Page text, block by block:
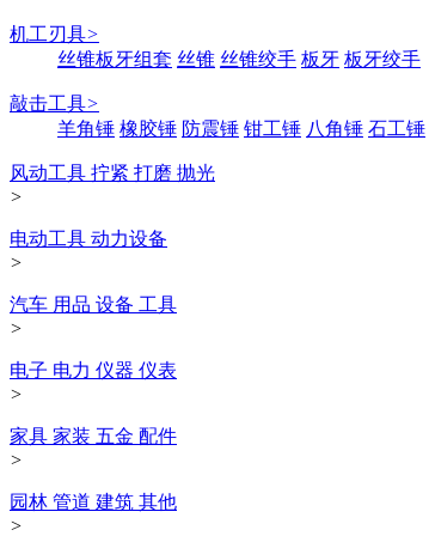
机工刃具>
丝锥板牙组套 丝锥 丝锥绞手 板牙 板牙绞手
敲击工具>
羊角锤 橡胶锤 防震锤 钳工锤 八角锤 石工锤
风动工具 拧紧 打磨 抛光
>
电动工具 动力设备
>
汽车 用品 设备 工具
>
电子 电力 仪器 仪表
>
家具 家装 五金 配件
>
园林 管道 建筑 其他
>